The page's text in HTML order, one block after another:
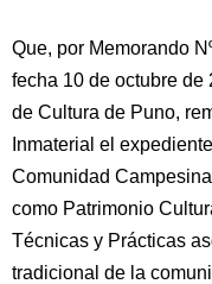
Que, por Memorando
fecha 10 de octubre
de Cultura de Puno,
Inmaterial el
Comunidad
como Patrimonio
Técnicas y Prácticas
tradicional de la